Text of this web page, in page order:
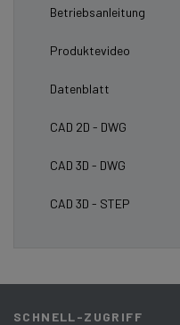
Betriebsanleitung
Produktevideo
Datenblatt
CAD 2D - DWG
CAD 3D - DWG
CAD 3D - STEP
SCHNELL-ZUGRIFF